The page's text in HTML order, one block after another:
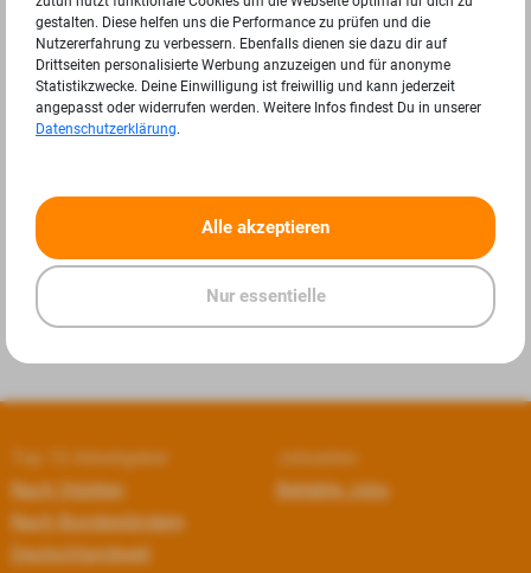
« »
Top 10 Arbeitgeber
Nach Städten
Nach Bundesländern
Deutschlandweit
Jobseiten
Beliebte Jobs
gestalten. Diese helfen uns die Performance zu prüfen und die
Nutzererfahrung zu verbessern. Ebenfalls dienen sie dazu dir auf
Drittseiten personalisierte Werbung anzuzeigen und für anonyme
Statistikzwecke. Deine Einwilligung ist freiwillig und kann jederzeit
angepasst oder widerrufen werden. Weitere Infos findest Du in unserer
Datenschutzerklärung.
Alle akzeptieren
Nur essentielle